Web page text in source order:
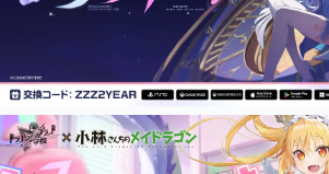
ピックアップ